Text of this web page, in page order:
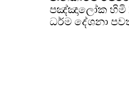
පඤ්ඤාලෝක හිමි
ධර්ම දේශනා